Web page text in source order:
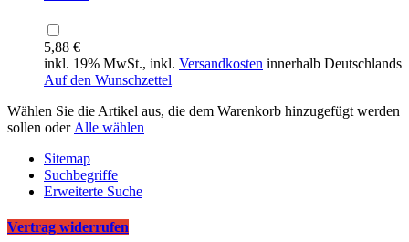
5,88 €
inkl. 19% MwSt., inkl. Versandkosten innerhalb Deutschlands
Auf den Wunschzettel
Wählen Sie die Artikel aus, die dem Warenkorb hinzugefügt werden
sollen oder Alle wählen
Sitemap
Suchbegriffe
Erweiterte Suche
Vertrag widerrufen